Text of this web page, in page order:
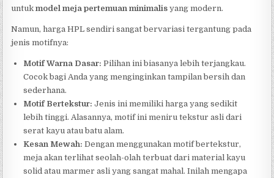
untukmodel meja pertemuan minimalis yang modern.
Namun, harga HPL sendiri sangat bervariasi tergantung pada
jenis motifnya:
Motif Warna Dasar: Pilihan ini biasanya lebih terjangkau.
Cocok bagi Anda yang menginginkan tampilan bersih dan
sederhana.
Motif Bertekstur: Jenis ini memiliki harga yang sedikit
lebih tinggi. Alasannya, motif ini meniru tekstur asli dari
serat kayu atau batu alam.
Kesan Mewah: Dengan menggunakan motif bertekstur,
meja akan terlihat seolah-olah terbuat dari material kayu
solid atau marmer asli yang sangat mahal. Inilah mengapa